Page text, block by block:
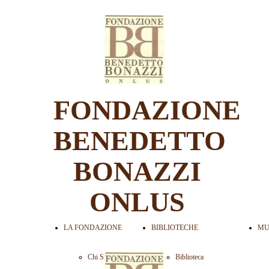
FONDAZIONE
BENEDETTO
BONAZZI
ONLUS
LA FONDAZIONE
Chi Siamo
BIBLIOTECHE
Biblioteca